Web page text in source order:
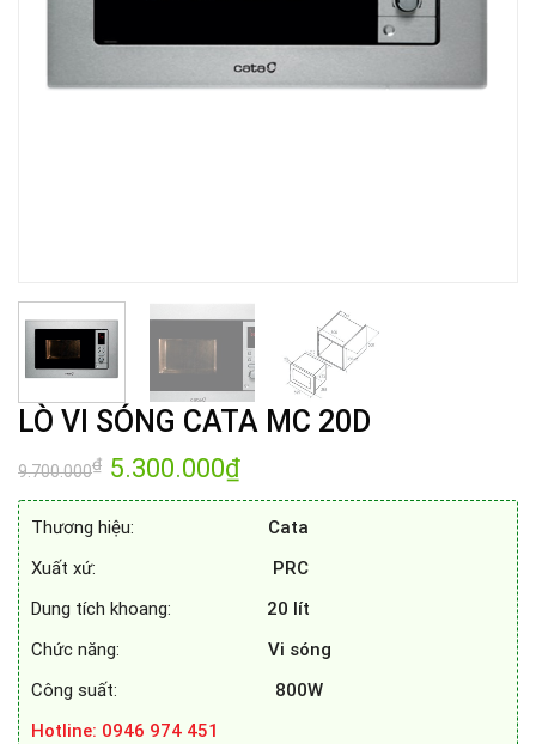
LÒ VI SÓNG CATA MC 20D
9.700.000₫ Giá
gốc
là:
5.300.000₫Giá
tại
5.300.000₫.
Thương hiệu: Cata
Xuất xứ:
PRC
Dung tích khoang:
20 lít
Chức năng: Vi sóng
Công suất: 800W
Hotline: 0946 974 451